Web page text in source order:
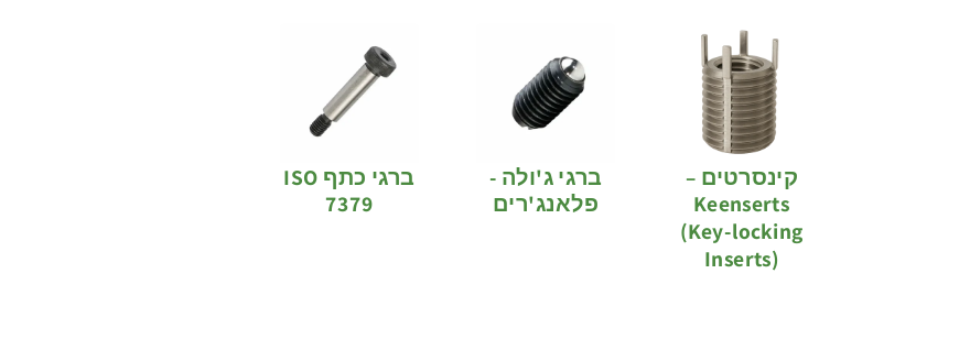
קינסרטים –
Keenserts
(Key-locking
Inserts)
ברגי ג'ולה -
פלאנג'רים
ברגי כתף ISO
7379